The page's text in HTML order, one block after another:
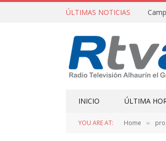
ÚLTIMAS NOTICIAS
INICIO ÚLTIMA
YOU ARE AT: Home »